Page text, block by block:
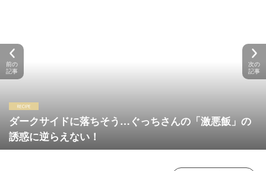
ダークサイドに落ちそう…ぐっちさんの「激悪飯」の
誘惑に逆らえない！
前の
記事
次の
記事